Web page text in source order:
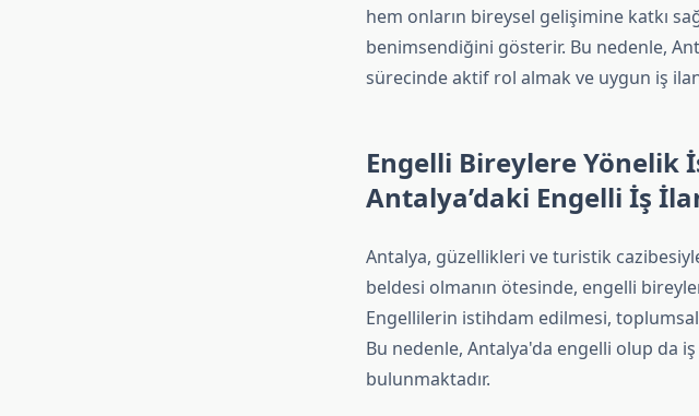
hem onların bireysel gelişimine katkı
benimsendiğini gösterir. Bu nedenle,
sürecinde aktif rol almak ve uygun iş
Engelli Bireylere Yönelik
Antalya’daki Engelli İş
Antalya, güzellikleri ve turistik
beldesi olmanın ötesinde, engelli
Engellilerin istihdam edilmesi, toplumsal
Bu nedenle, Antalya'da engelli olup da
bulunmaktadır.